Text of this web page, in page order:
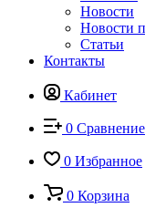
Новости
Новости
Статьи
Контакты
Кабинет
0 Сравнение
0 Избранное
0 Корзина